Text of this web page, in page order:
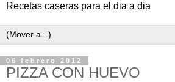
Recetas caseras para el dia a dia
06 febrero 2012
PIZZA CON HUEVO